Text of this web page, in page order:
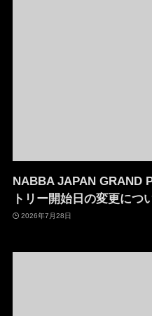
NABBA JAPAN GRAND
トリー開始日の変更につ
2026年7月28日